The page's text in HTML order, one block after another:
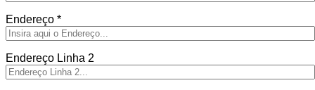
Endereço *
Endereço Linha 2